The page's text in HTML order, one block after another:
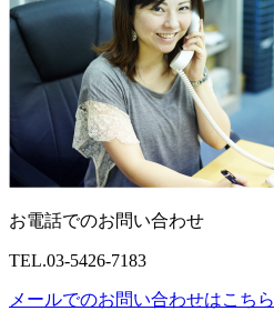
お電話でのお問い合わせ
TEL.03-5426-7183
メールでのお問い合わせはこちら